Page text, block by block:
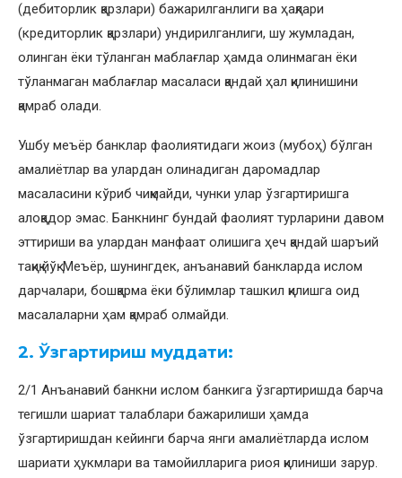
(дебиторлик қарзлари) бажарилганлиги ва ҳақлари
(кредиторлик қарзлари) ундирилганлиги, шу жумладан,
олинган ёки тўланган маблағлар ҳамда олинмаган ёки
тўланмаган маблағлар масаласи қандай ҳал қилинишини
қамраб олади.
Ушбу меъёр банклар фаолиятидаги жоиз (мубоҳ) бўлган
амалиётлар ва улардан олинадиган даромадлар
масаласини кўриб чиқмайди, чунки улар ўзгартиришга
алоқадор эмас. Банкнинг бундай фаолият турларини давом
эттириши ва улардан манфаат олишига ҳеч қандай шаръий
тақиқ йўқ. Меъёр, шунингдек, анъанавий банкларда ислом
дарчалари, бошқарма ёки бўлимлар ташкил қилишга оид
масалаларни ҳам қамраб олмайди.
2. Ўзгартириш муддати:
2/1 Анъанавий банкни ислом банкига ўзгартиришда барча
тегишли шариат талаблари бажарилиши ҳамда
ўзгартиришдан кейинги барча янги амалиётларда ислом
шариати ҳукмлари ва тамойилларига риоя қилиниши зарур.